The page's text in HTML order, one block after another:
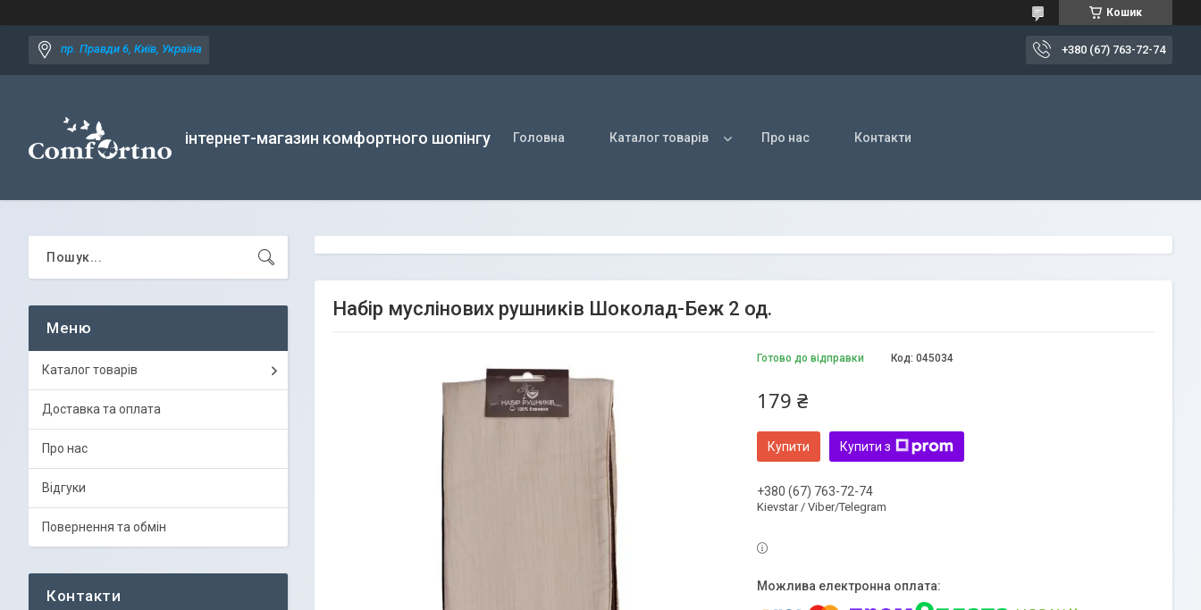
Кошик
пр. Правди 6, Київ, Україна +380 (67) 763-72-74
інтернет-магазин комфортного шопінгу Головна Каталог товарів Про нас Контакти
Набір муслінових рушників Шоколад-Беж 2 од.
Готово до відправки Код: 045034
179 ₴
Купити Купити з
+380 (67) 763-72-74
Kievstar / Viber/Telegram
Каталог товарів
Доставка та оплата
Про нас
Відгуки
Повернення та обмін